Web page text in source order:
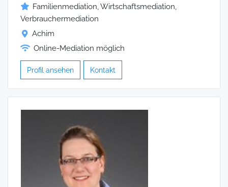
Familienmediation, Wirtschaftsmediation,
Verbrauchermediation
Achim
Online-Mediation möglich
Profil ansehen Kontakt